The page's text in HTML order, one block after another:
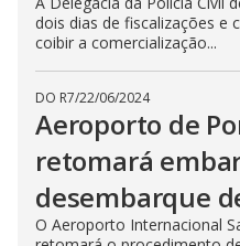
dois dias de fiscalizações e
coibir a comercialização...
DO R7/22/06/2024
Aeroporto de
retomará
desembarque
O Aeroporto Internacional